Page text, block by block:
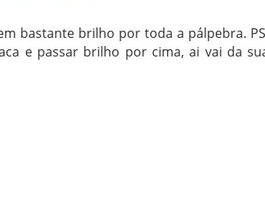
bastante brilho por toda a pálpebra.
e passar brilho por cima, ai vai da